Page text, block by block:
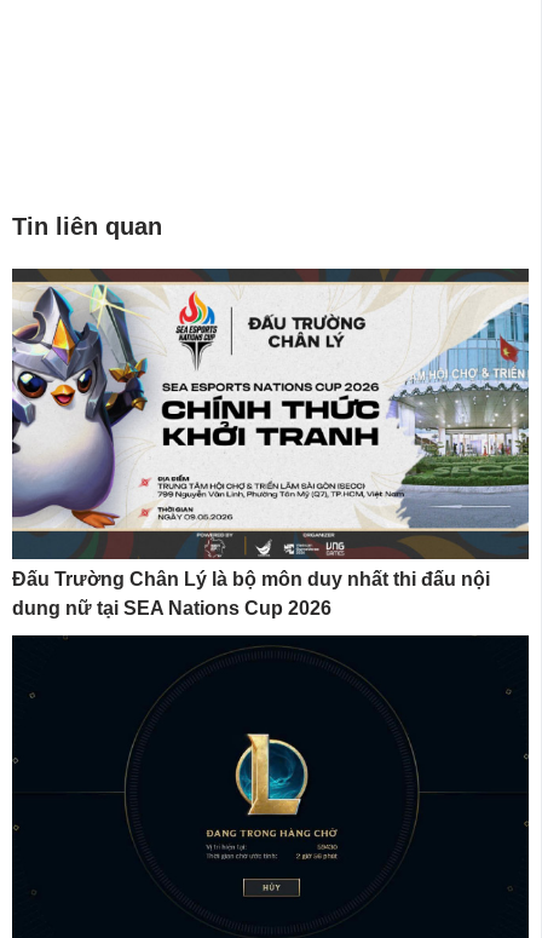
Tin liên quan
Đấu Trường Chân Lý là bộ môn duy nhất thi đấu nội
dung nữ tại SEA Nations Cup 2026